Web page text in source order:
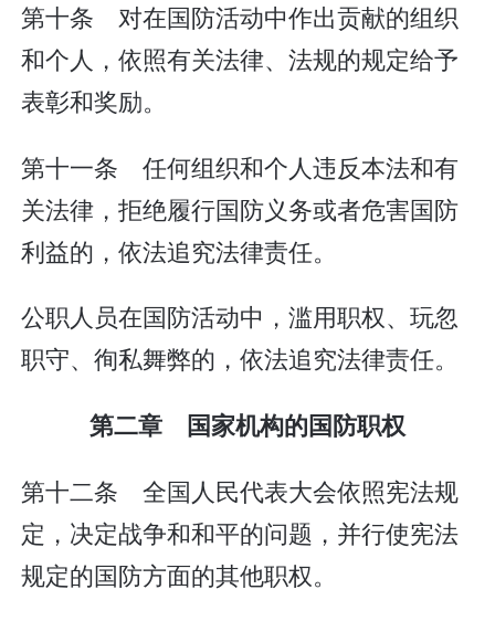
第十条 对在国防活动中作出贡献的组织
和个人，依照有关法律、法规的规定给予
表彰和奖励。
第十一条 任何组织和个人违反本法和有
关法律，拒绝履行国防义务或者危害国防
利益的，依法追究法律责任。
公职人员在国防活动中，滥用职权、玩忽
职守、徇私舞弊的，依法追究法律责任。
第二章 国家机构的国防职权
第十二条 全国人民代表大会依照宪法规
定，决定战争和和平的问题，并行使宪法
规定的国防方面的其他职权。